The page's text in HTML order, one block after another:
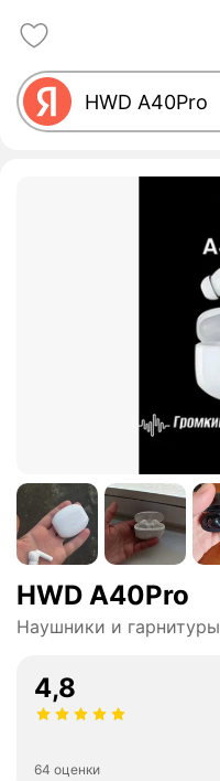
HWD A40Pro
Наушники и гарнитуры
4,8
64 оценки